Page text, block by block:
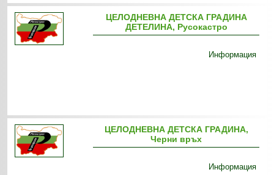
ЦЕЛОДНЕВНА ДЕТСКА ГРАДИНА
ДЕТЕЛИНА, Русокастро
Информация
ЦЕЛОДНЕВНА ДЕТСКА ГРАДИНА,
Черни връх
Информация